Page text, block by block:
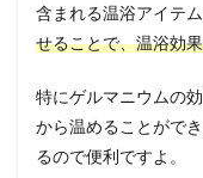
含まれる温浴アイテム
せることで、温浴効
特にゲルマニウムの
から温めることがで
るので便利ですよ。